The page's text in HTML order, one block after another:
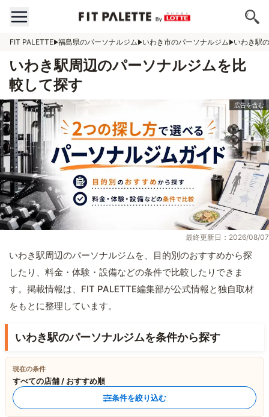
FIT PALETTE 福島県のパーソナルジム いわき市のパーソナルジム いわき駅
いわき駅周辺のパーソナルジムを比
較して探す
最終更新日：2026/08/07
いわき駅周辺のパーソナルジムを、目的別のおすすめから探
したり、料金・体験・設備などの条件で比較したりできま
す。掲載情報は、FIT PALETTE編集部が公式情報と独自取材
をもとに整理しています。
いわき駅のパーソナルジムを条件から探す
現在の条件
すべての店舗 / おすすめ順
条件を絞り込む